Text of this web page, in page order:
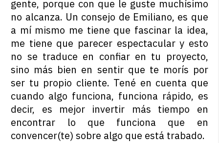
gente, porque con que le guste muchísimo
no alcanza. Un consejo de Emiliano, es que
a mí mismo me tiene que fascinar la idea,
me tiene que parecer espectacular y esto
no se traduce en confiar en tu proyecto,
sino más bien en sentir que te morís por
ser tu propio cliente. Tené en cuenta que
cuando algo funciona, funciona rápido, es
decir, es mejor invertir más tiempo en
encontrar lo que funciona que en
convencer(te) sobre algo que está trabado.